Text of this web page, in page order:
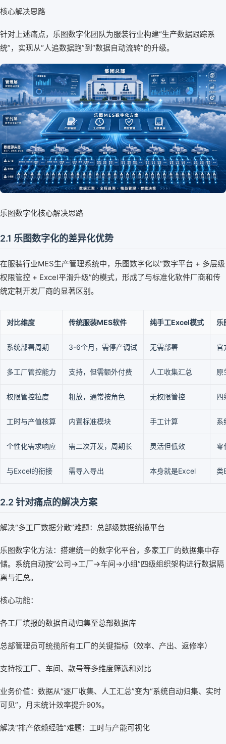
核心解决思路
针对上述痛点，乐图数字化团队为服装行业构建“生产数据跟踪系
统”，实现从“人追数据跑”到“数据自动流转”的升级。
乐图数字化核心解决思路
2.1 乐图数字化的差异化优势
在服装行业MES生产管理系统中，乐图数字化以“数字平台 + 多层级
权限管控 + Excel平滑升级”的模式，形成了与标准化软件厂商和传
统定制开发厂商的显著区别。
对比维度 传统服装MES软件 纯手工Excel模式 乐
系统部署周期 3-6个月，需停产调试 无需部署 官
多工厂管控能力 支持，但需额外付费 人工收集汇总 原
权限管控粒度 粗放，通常按角色 无权限管控 四
工时与产值核算 内置标准模块 手工计算 系
个性化需求响应 需二次开发，周期长 灵活但低效 零
与Excel的衔接 需导入导出 本身就是Excel 类
2.2 针对痛点的解决方案
解决“多工厂数据分散”难题：总部级数据统揽平台
乐图数字化方法：搭建统一的数字化平台，多家工厂的数据集中存
储。系统自动按“公司→工厂→车间→小组”四级组织架构进行数据隔
离与汇总。
核心功能：
各工厂填报的数据自动归集至总部数据库
总部管理员可统揽所有工厂的关键指标（效率、产出、返修率）
支持按工厂、车间、款号等多维度筛选和对比
业务价值：数据从“逐厂收集、人工汇总”变为“系统自动归集、实时
可见”，月末统计效率提升90%。
解决“排产依赖经验”难题：工时与产能可视化